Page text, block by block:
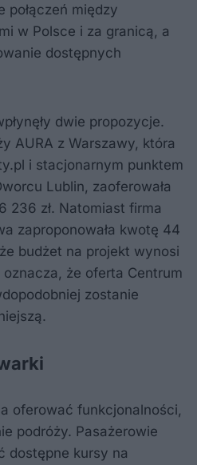
połączeń między
w Polsce i za granicą, a
dostępnych
dwie propozycje.
AURA z Warszawy, która
i stacjonarnym punktem
Lublin, zaoferowała
236 zł. Natomiast firma
zaproponowała kwotę 44
budżet na projekt wynosi
oznacza, że oferta Centrum
zostanie
oferować funkcjonalności,
podróży. Pasażerowie
dostępne kursy na